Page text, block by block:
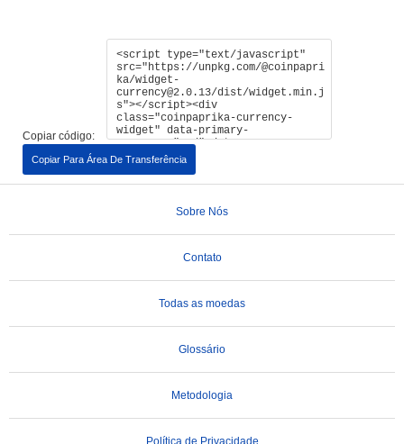
Copiar código:
Copiar Para Área De Transferência
Sobre Nós
Contato
Todas as moedas
Glossário
Metodologia
Política de Privacidade